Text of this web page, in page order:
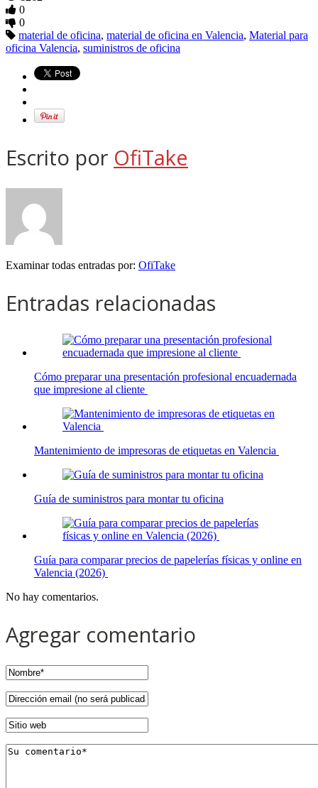
0
0
material de oficina, material de oficina en Valencia, Material para
oficina Valencia, suministros de oficina
Escrito por OfiTake
Examinar todas entradas por: OfiTake
Entradas relacionadas
Cómo preparar una presentación profesional encuadernada
que impresione al cliente
Mantenimiento de impresoras de etiquetas en Valencia
Guía de suministros para montar tu oficina
Guía para comparar precios de papelerías físicas y online en
Valencia (2026)
No hay comentarios.
Agregar comentario